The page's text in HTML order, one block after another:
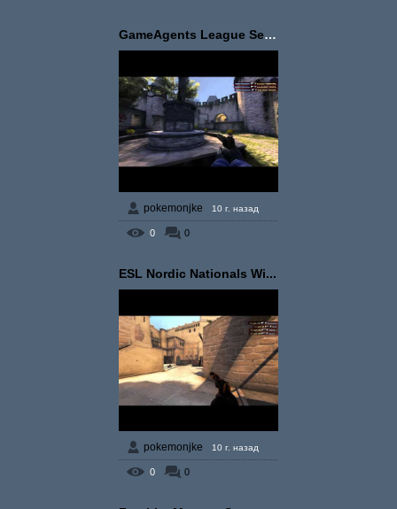
GameAgents League Seaso...
pokemonjke 10 г. назад
0 0
ESL Nordic Nationals Wi...
pokemonjke 10 г. назад
0 0